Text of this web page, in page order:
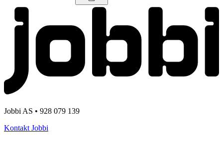
Jobbi AS • 928 079 139
Kontakt Jobbi